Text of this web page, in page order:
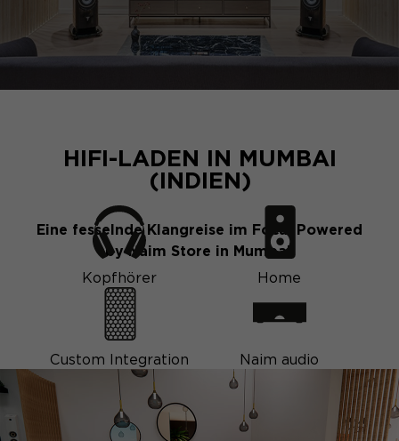
HIFI-LADEN IN MUMBAI
(INDIEN)
Eine fesselnde Klangreise im Focal Powered
by Naim Store in Mumbai.
Kopfhörer
Home
Custom Integration Naim audio